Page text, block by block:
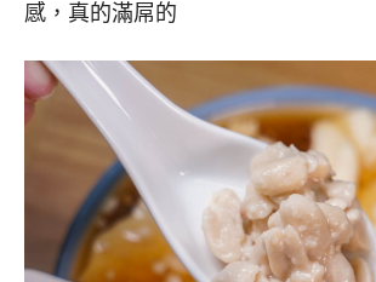
感，真的滿屌的